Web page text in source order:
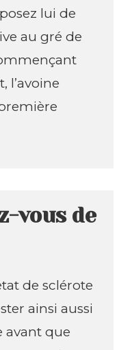
lui de
au gré de
l’avoine
vous de
de sclérote
ainsi aussi
avant que